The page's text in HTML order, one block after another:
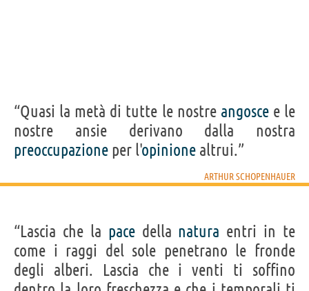
“Quasi la metà di tutte le nostre angoscee le
nostre ansie derivano dalla nostra
preoccupazione per l'opinione altrui.”
ARTHUR SCHOPENHAUER
“Lascia che la pacedella natura entri in te
come i raggi del sole penetrano le fronde
degli alberi. Lascia che i venti ti soffino